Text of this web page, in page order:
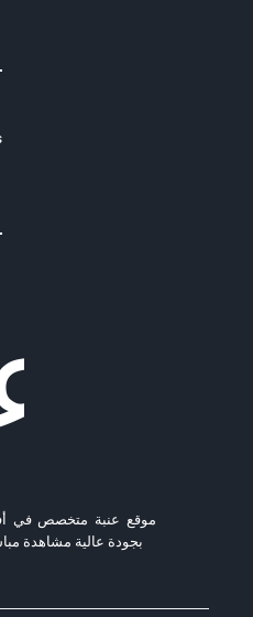
موقع عنبة متخصص في
بجودة عالية مشاهدة